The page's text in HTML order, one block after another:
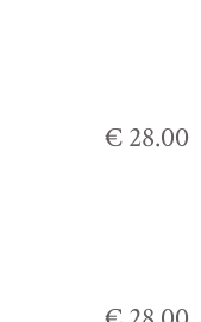
€ 28.00